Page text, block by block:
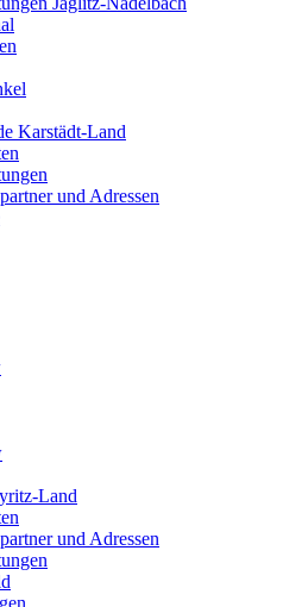
Karstädt-Land
und Adressen
Land
und Adressen